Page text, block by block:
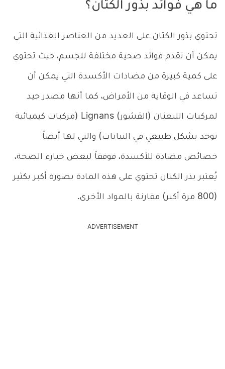
ما هي فوائد بذور الكتان؟
تحتوي بذور الكتان على العديد من العناصر الغذائية التي
يمكن أن تقدم فوائد صحية مختلفة للجسم، حيث تحتوي
على كمية كبيرة من مضادات الأكسدة التي يمكن أن
تساعد في الوقاية من الأمراض، كما أنها مصدر جيد
لمركبات الليغنان (القشور) Lignans (مركبات كيميائية
توجد بشكل طبيعي في النباتات) والتي لها أيضاً
خصائص مضادة للأكسدة، فوفقاً لبعض خبارء الصحة،
يُعتبر بذر الكتان تحتوي على هذه المادة بصورة أكبر بكثير
(800 مرة أكبر) مقارنة بالمواد الأخرى.
ADVERTISEMENT